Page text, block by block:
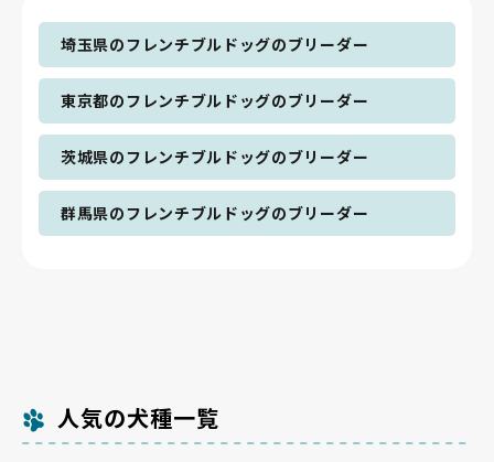
埼玉県のフレンチブルドッグのブリーダー
東京都のフレンチブルドッグのブリーダー
茨城県のフレンチブルドッグのブリーダー
群馬県のフレンチブルドッグのブリーダー
人気の犬種一覧